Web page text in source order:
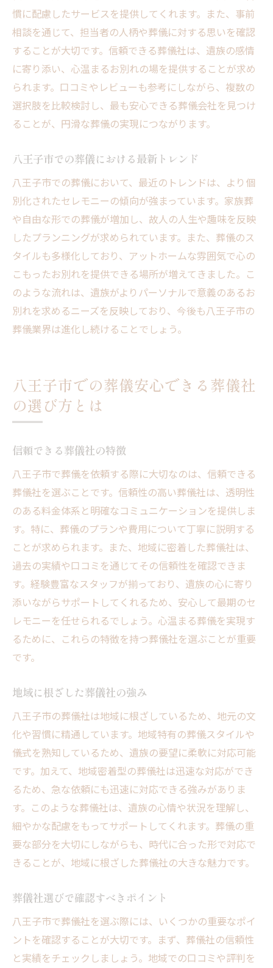
参加者全員が満足するお別れの実現
慣に配慮したサービスを提供してくれます。また、事前
相談を通じて、担当者の人柄や葬儀に対する思いを確認
することが大切です。信頼できる葬儀社は、遺族の感情
に寄り添い、心温まるお別れの場を提供することが求め
られます。口コミやレビューも参考にしながら、複数の
選択肢を比較検討し、最も安心できる葬儀会社を見つけ
ることが、円滑な葬儀の実現につながります。
八王子市での葬儀における最新トレンド
八王子市での葬儀において、最近のトレンドは、より個
別化されたセレモニーの傾向が強まっています。家族葬
や自由な形での葬儀が増加し、故人の人生や趣味を反映
したプランニングが求められています。また、葬儀のス
タイルも多様化しており、アットホームな雰囲気で心の
こもったお別れを提供できる場所が増えてきました。こ
のような流れは、遺族がよりパーソナルで意義のあるお
別れを求めるニーズを反映しており、今後も八王子市の
葬儀業界は進化し続けることでしょう。
八王子市での葬儀安心できる葬儀社
の選び方とは
信頼できる葬儀社の特徴
八王子市で葬儀を依頼する際に大切なのは、信頼できる
葬儀社を選ぶことです。信頼性の高い葬儀社は、透明性
のある料金体系と明確なコミュニケーションを提供しま
す。特に、葬儀のプランや費用について丁寧に説明する
ことが求められます。また、地域に密着した葬儀社は、
過去の実績や口コミを通じてその信頼性を確認できま
す。経験豊富なスタッフが揃っており、遺族の心に寄り
添いながらサポートしてくれるため、安心して最期のセ
レモニーを任せられるでしょう。心温まる葬儀を実現す
るために、これらの特徴を持つ葬儀社を選ぶことが重要
です。
地域に根ざした葬儀社の強み
八王子市の葬儀社は地域に根ざしているため、地元の文
化や習慣に精通しています。地域特有の葬儀スタイルや
儀式を熟知しているため、遺族の要望に柔軟に対応可能
です。加えて、地域密着型の葬儀社は迅速な対応ができ
るため、急な依頼にも迅速に対応できる強みがありま
す。このような葬儀社は、遺族の心情や状況を理解し、
細やかな配慮をもってサポートしてくれます。葬儀の重
要な部分を大切にしながらも、時代に合った形で対応で
きることが、地域に根ざした葬儀社の大きな魅力です。
葬儀社選びで確認すべきポイント
八王子市で葬儀社を選ぶ際には、いくつかの重要なポイ
ントを確認することが大切です。まず、葬儀社の信頼性
と実績をチェックしましょう。地域での口コミや評判を